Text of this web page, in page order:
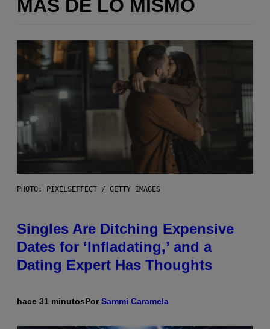
MÁS DE LO MISMO
PHOTO: PIXELSEFFECT / GETTY IMAGES
Singles Are Ditching Expensive
Dates for ‘Infladating,’ and a
Dating Expert Has Thoughts
hace 31 minutosPorSammi Caramela